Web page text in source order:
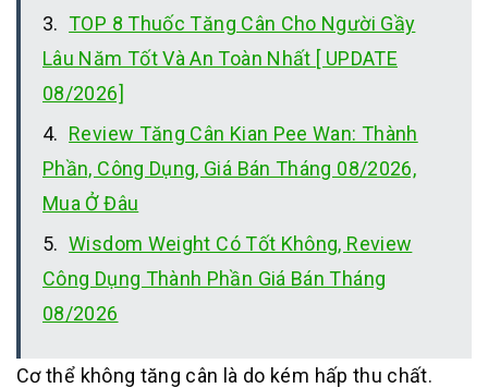
TOP 8 Thuốc Tăng Cân Cho Người Gầy
Lâu Năm Tốt Và An Toàn Nhất [ UPDATE
08/2026]
Review Tăng Cân Kian Pee Wan: Thành
Phần, Công Dụng, Giá Bán Tháng 08/2026,
Mua Ở Đâu
Wisdom Weight Có Tốt Không, Review
Công Dụng Thành Phần Giá Bán Tháng
08/2026
Cơ thể không tăng cân là do kém hấp thu chất.